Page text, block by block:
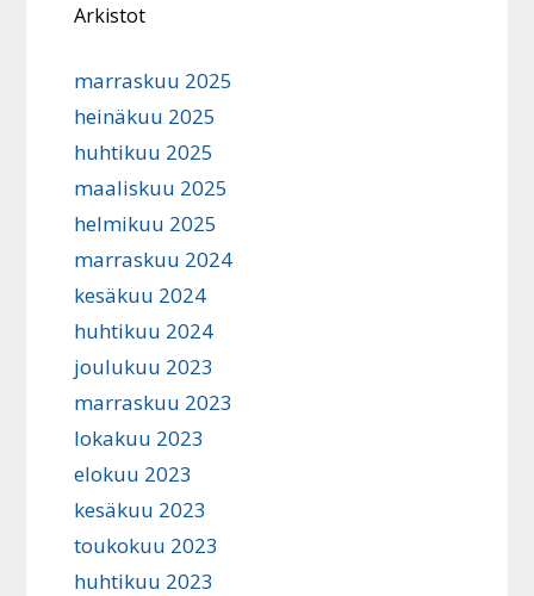
Arkistot
marraskuu 2025
heinäkuu 2025
huhtikuu 2025
maaliskuu 2025
helmikuu 2025
marraskuu 2024
kesäkuu 2024
huhtikuu 2024
joulukuu 2023
marraskuu 2023
lokakuu 2023
elokuu 2023
kesäkuu 2023
toukokuu 2023
huhtikuu 2023